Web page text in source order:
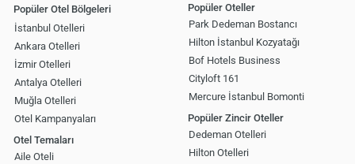
Popüler Otel Bölgeleri
İstanbul Otelleri
Ankara Otelleri
İzmir Otelleri
Antalya Otelleri
Muğla Otelleri
Otel Kampanyaları
Otel Temaları
Aile Oteli
Popüler Oteller
Park Dedeman Bostancı
Hilton İstanbul Kozyatağı
Bof Hotels Business
Cityloft 161
Mercure İstanbul Bomonti
Popüler Zincir Oteller
Dedeman Otelleri
Hilton Otelleri